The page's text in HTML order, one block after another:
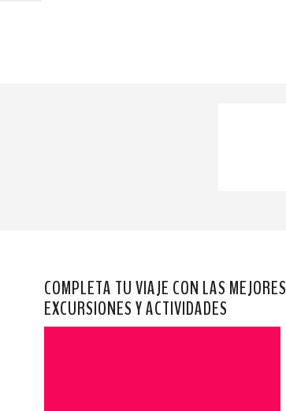
COMPLETA TU VIAJE CON LAS MEJORES
EXCURSIONES Y ACTIVIDADES